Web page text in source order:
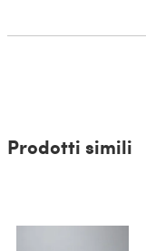
Prodotti simili